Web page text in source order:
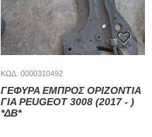
ΚΩΔ. 0000310492
ΓΕΦΥΡΑ ΕΜΠΡΟΣ ΟΡΙΖΟΝΤΙΑ
ΓΙΑ PEUGEOT 3008 (2017 - )
*ΔΒ*